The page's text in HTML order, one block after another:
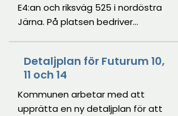
E4:an och riksväg 525 i nordöstra
Järna. På platsen bedriver
antroposofiska värderingar och en
helhetssyn på individens
utveckling.
Detaljplan för Futurum 10,
11 och 14
Kommunen arbetar med att
upprätta en ny detaljplan för att